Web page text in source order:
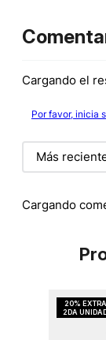
Cargando el
Por favor, inicia
Más
Cargando